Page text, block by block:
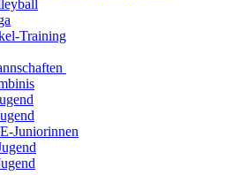
Training
Juniorinnen